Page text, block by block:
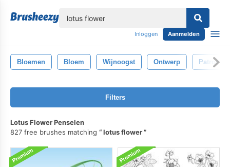
Inloggen Aanmelden
Bloemen Bloem Wijnoogst Ontwerp Patroon
Filters
Lotus Flower Penselen
827 free brushes matching
lotus flower